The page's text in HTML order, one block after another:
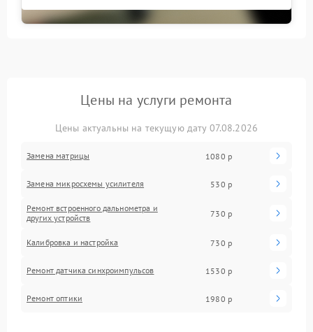
Цены на услуги ремонта
Цены актуальны на текущую дату 07.08.2026
Замена матрицы 1080 р
Замена микросхемы усилителя 530 р
Ремонт встроенного дальнометра и
других устройств
730 р
Калибровка и настройка 730 р
Ремонт датчика синхроимпульсов 1530 р
Ремонт оптики 1980 р